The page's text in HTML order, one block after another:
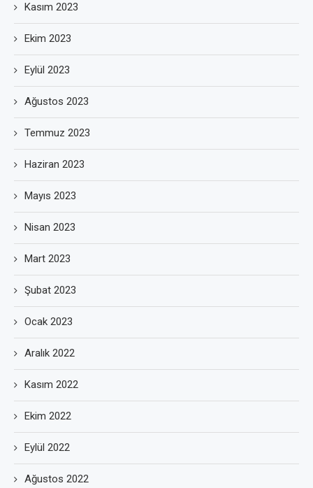
Kasım 2023
Ekim 2023
Eylül 2023
Ağustos 2023
Temmuz 2023
Haziran 2023
Mayıs 2023
Nisan 2023
Mart 2023
Şubat 2023
Ocak 2023
Aralık 2022
Kasım 2022
Ekim 2022
Eylül 2022
Ağustos 2022